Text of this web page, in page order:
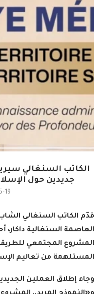
الكاتب السنغالي
جديدين حول
19
قدّم الكاتب السنغالي
العاصمة السنغالية داكار،
المشروع المجتمعي
المستلهمة من تعاليم
وجاء إطلاق العملين